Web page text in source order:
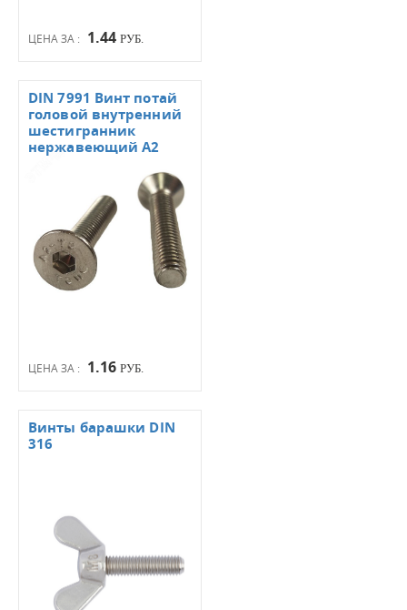
ЦЕНА ЗА : 1.44 РУБ.
ЦЕНА ЗА : 1.16 РУБ.
DIN 7991 Винт потай
головой внутренний
шестигранник
нержавеющий А2
Винты барашки DIN
316